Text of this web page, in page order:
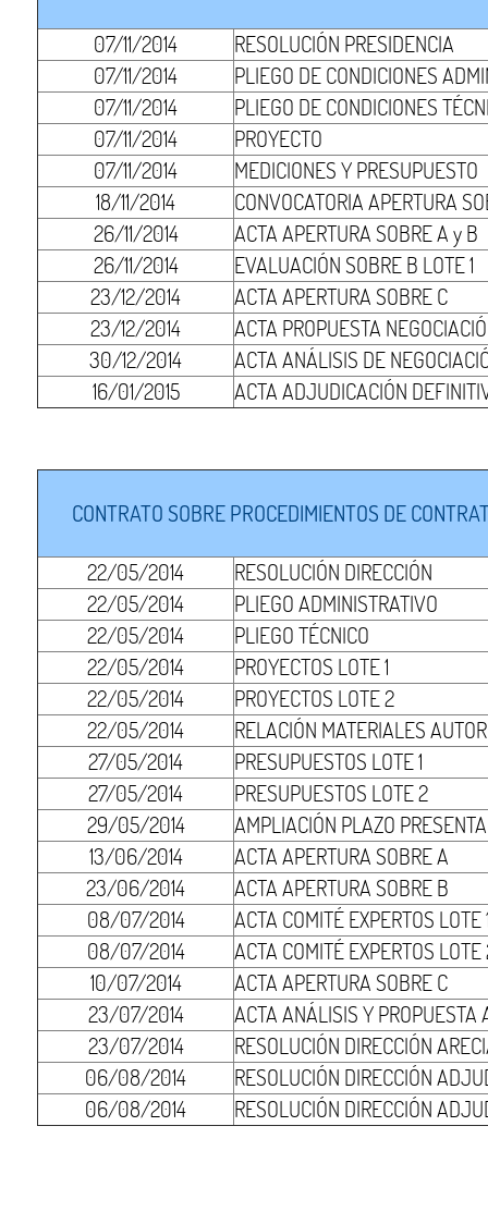
07/11/2014
RESOLUCIÓN PRESIDENCIA
07/11/2014
PLIEGO DE CONDICIONES
07/11/2014
PLIEGO DE CONDICIONES
07/11/2014
PROYECTO
07/11/2014
MEDICIONES Y PRESUPUESTO
18/11/2014
CONVOCATORIA APERTURA
26/11/2014
ACTA APERTURA SOBRE A y B
26/11/2014
EVALUACIÓN SOBRE B LOTE 1
23/12/2014
ACTA APERTURA SOBRE C
23/12/2014
ACTA PROPUESTA
30/12/2014
ACTA ANÁLISIS DE
16/01/2015
ACTA ADJUDICACIÓN
CONTRATO SOBRE PROCEDIMIENTOS DE
22/05/2014
RESOLUCIÓN DIRECCIÓN
22/05/2014
PLIEGO ADMINISTRATIVO
22/05/2014
PLIEGO TÉCNICO
22/05/2014
PROYECTOS LOTE 1
22/05/2014
PROYECTOS LOTE 2
22/05/2014
RELACIÓN MATERIALES
27/05/2014
PRESUPUESTOS LOTE 1
27/05/2014
PRESUPUESTOS LOTE 2
29/05/2014
AMPLIACIÓN PLAZO
13/06/2014
ACTA APERTURA SOBRE A
23/06/2014
ACTA APERTURA SOBRE B
08/07/2014
ACTA COMITÉ EXPERTOS LOTE
08/07/2014
ACTA COMITÉ EXPERTOS LOTE
10/07/2014
ACTA APERTURA SOBRE C
23/07/2014
ACTA ANÁLISIS Y PROPUESTA
23/07/2014
RESOLUCIÓN DIRECCIÓN
06/08/2014
RESOLUCIÓN DIRECCIÓN
06/08/2014
RESOLUCIÓN DIRECCIÓN